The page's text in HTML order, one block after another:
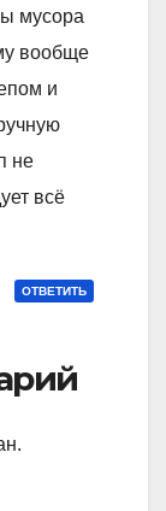
мусора
вообще
и
не
всё
ОТВЕТИТЬ